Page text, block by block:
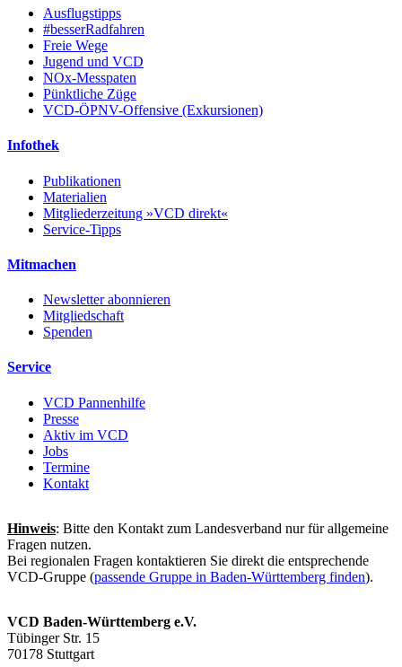
Ausflugstipps
#besserRadfahren
Freie Wege
Jugend und VCD
NOx-Messpaten
Pünktliche Züge
VCD-ÖPNV-Offensive (Exkursionen)
Infothek
Publikationen
Materialien
Mitgliederzeitung »VCD direkt«
Service-Tipps
Mitmachen
Newsletter abonnieren
Mitgliedschaft
Spenden
Service
VCD Pannenhilfe
Presse
Aktiv im VCD
Jobs
Termine
Kontakt
Hinweis: Bitte den Kontakt zum Landesverband nur für allgemeine
Fragen nutzen.
Bei regionalen Fragen kontaktieren Sie direkt die entsprechende
VCD-Gruppe (passende Gruppe in Baden-Württemberg finden).
VCD Baden-Württemberg e.V.
Tübinger Str. 15
70178 Stuttgart